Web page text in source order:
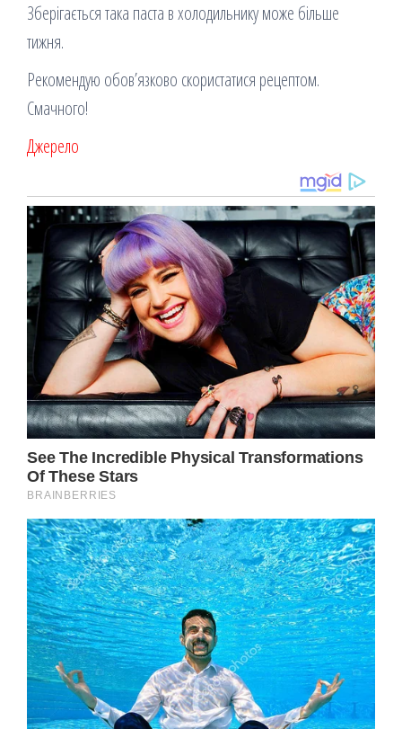
Зберігається така паста в холодильнику може більше
тижня.
Рекомендую обов’язково скористатися рецептом.
Смачного!
Джерело